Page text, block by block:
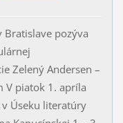
Bratislave pozýva
Zelený Andersen –
V piatok 1. apríla
Úseku literatúry